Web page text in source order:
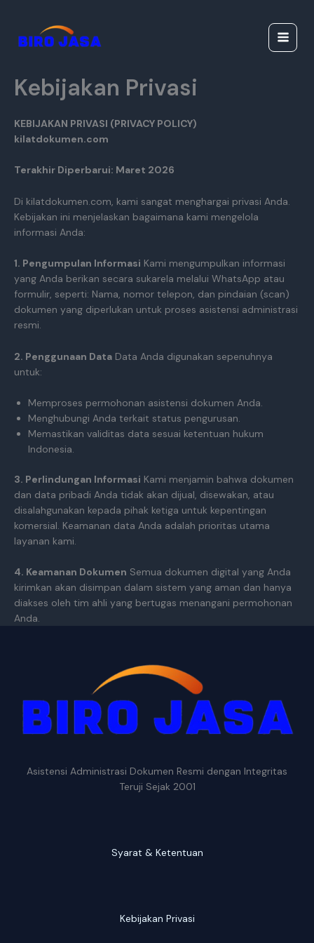
konten
Kebijakan Privasi
KEBIJAKAN PRIVASI (PRIVACY POLICY)
kilatdokumen.com
Terakhir Diperbarui: Maret 2026
Di kilatdokumen.com, kami sangat menghargai privasi Anda.
Kebijakan ini menjelaskan bagaimana kami mengelola
informasi Anda:
1. Pengumpulan Informasi Kami mengumpulkan informasi
yang Anda berikan secara sukarela melalui WhatsApp atau
formulir, seperti: Nama, nomor telepon, dan pindaian (scan)
dokumen yang diperlukan untuk proses asistensi administrasi
resmi.
2. Penggunaan Data Data Anda digunakan sepenuhnya
untuk:
Memproses permohonan asistensi dokumen Anda.
Menghubungi Anda terkait status pengurusan.
Memastikan validitas data sesuai ketentuan hukum
Indonesia.
3. Perlindungan Informasi Kami menjamin bahwa dokumen
dan data pribadi Anda tidak akan dijual, disewakan, atau
disalahgunakan kepada pihak ketiga untuk kepentingan
komersial. Keamanan data Anda adalah prioritas utama
layanan kami.
4. Keamanan Dokumen Semua dokumen digital yang Anda
kirimkan akan disimpan dalam sistem yang aman dan hanya
diakses oleh tim ahli yang bertugas menangani permohonan
Anda.
Asistensi Administrasi Dokumen Resmi dengan Integritas
Teruji Sejak 2001
Syarat & Ketentuan
Kebijakan Privasi